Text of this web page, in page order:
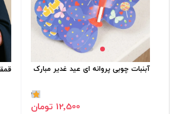
آبنبات چوبی پروانه ای عید غدیر مبارک
1
12٬500 تومان